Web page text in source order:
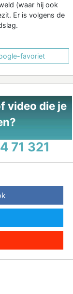
(waar hij ook
Er is volgens de
favoriet
video die je
71 321